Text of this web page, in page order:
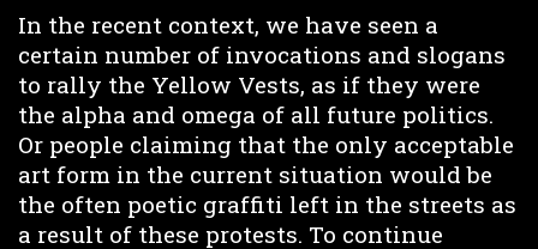
In the recent context, we have seen a
certain number of invocations and slogans
to rally the Yellow Vests, as if they were
the alpha and omega of all future politics.
Or people claiming that the only acceptable
art form in the current situation would be
the often poetic graffiti left in the streets as
a result of these protests. To continue